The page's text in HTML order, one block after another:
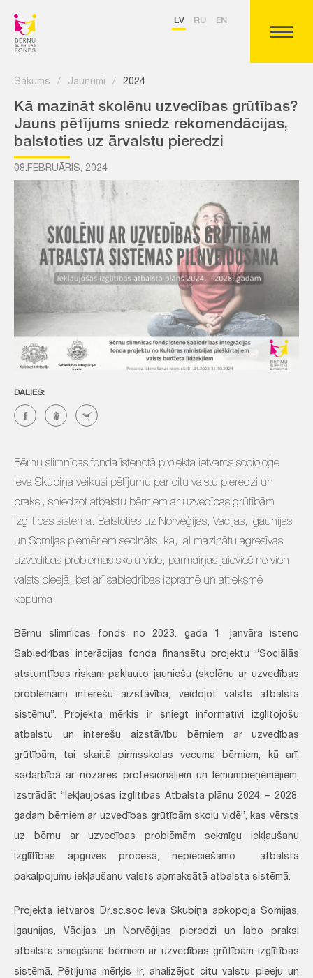
LV RU EN
Sākums / Jaunumi / 2024
Kā mazināt skolēnu uzvedības grūtības?
Jauns pētījums sniedz rekomendācijas,
balstoties uz ārvalstu pieredzi
08.FEBRUĀRIS, 2024
DALIES:
Bērnu slimnīcas fonda īstenotā projekta ietvaros socioloģe
Ieva Skubiņa veikusi pētījumu par citu valstu pieredzi un
praksi, sniedzot atbalstu bērniem ar uzvedības grūtībām
izglītības sistēmā. Balstoties uz Norvēģijas, Vācijas, Igaunijas
un Somijas piemēriem secināts, ka, lai mazinātu agresīvas
uzvedības problēmas skolu vidē, pārmaiņas jāievieš ne vien
valsts pieejā, bet arī sabiedrības izpratnē un attieksmē
kopumā.
Bērnu slimnīcas fonds no 2023. gada 1. janvāra īsteno
Sabiedrības interācijas fonda finansētu projektu “Sociālās
atstumtības riskam pakļauto jauniešu (skolēnu ar uzvedības
problēmām) interešu aizstāvība, veidojot valsts atbalsta
sistēmu”. Projekta mērķis ir sniegt informatīvi izglītojošu
atbalstu un interešu aizstāvību bērniem ar uzvedības
grūtībām, tai skaitā pirmsskolas vecuma bērniem, kā arī,
sadarbībā ar nozares profesionāļiem un lēmumpieņēmējiem,
izstrādāt “Iekļaujošas izglītības Atbalsta plānu 2024. – 2028.
gadam bērniem ar uzvedības grūtībām skolu vidē”, kas vērsts
uz bērnu ar uzvedības problēmām sekmīgu iekļaušanu
izglītības apguves procesā, nepieciešamo atbalsta
pakalpojumu iekļaušanu valsts apmaksātā atbalsta sistēmā.
Projekta ietvaros Dr.sc.soc Ieva Skubiņa apkopoja Somijas,
Igaunijas, Vācijas un Norvēģijas pieredzi un labo praksi
atbalsta sniegšanā bērniem ar uzvedības grūtībām izglītības
sistēmā. Pētījuma mērķis ir, analizējot citu valstu pieeju un